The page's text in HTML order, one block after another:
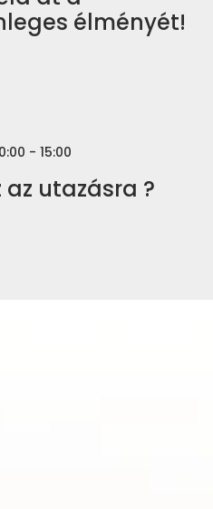
élményét!
- 15:00
az utazásra ?